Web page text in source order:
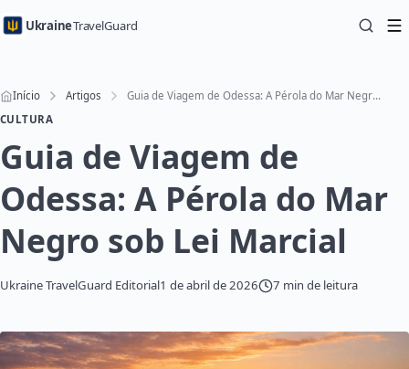
UkraineTravelGuard
Início Artigos
Guia de Viagem de Odessa: A Pérola do Mar Negro sob Lei Marcial
CULTURA
Guia de Viagem de
Odessa: A Pérola do Mar
Negro sob Lei Marcial
Ukraine TravelGuard Editorial1 de abril de 2026 7 min de leitura